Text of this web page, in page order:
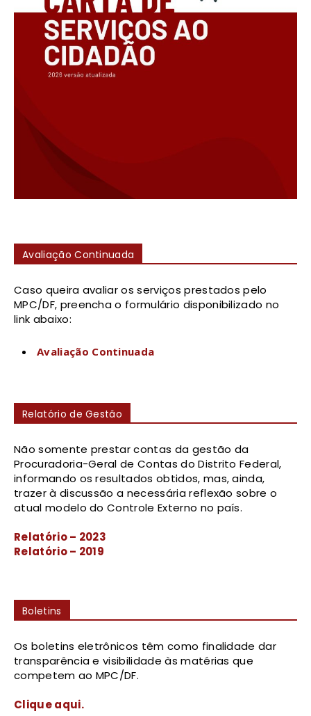
Avaliação Continuada
Caso queira avaliar os serviços prestados pelo
MPC/DF, preencha o formulário disponibilizado no
link abaixo:
Avaliação Continuada
Relatório de Gestão
Não somente prestar contas da gestão da
Procuradoria-Geral de Contas do Distrito Federal,
informando os resultados obtidos, mas, ainda,
trazer à discussão a necessária reflexão sobre o
atual modelo do Controle Externo no país.
Relatório – 2023
Relatório – 2019
Boletins
Os boletins eletrônicos têm como finalidade dar
transparência e visibilidade às matérias que
competem ao MPC/DF.
Clique aqui.